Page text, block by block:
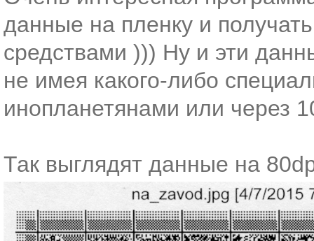
данные на пленку и
средствами ))) Ну и эти
не имея какого-либо
инопланетянами или через
Так выглядят данные на